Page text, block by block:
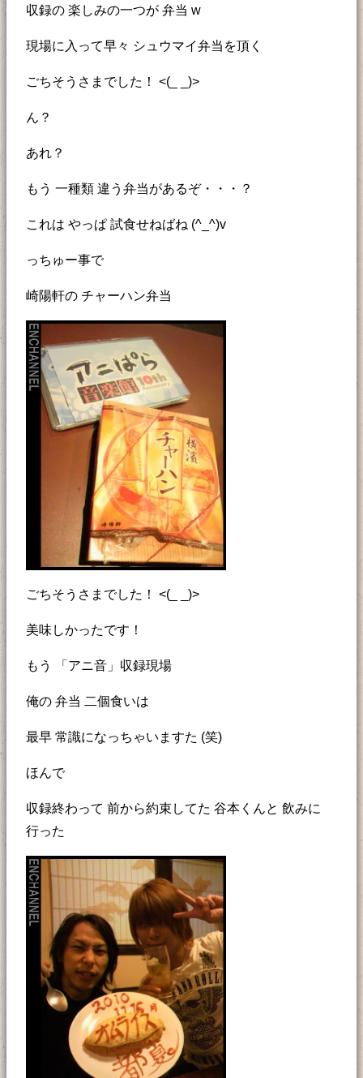
収録の 楽しみの一つが 弁当 w
現場に入って早々 シュウマイ弁当を頂く
ごちそうさまでした！ <(_ _)>
ん？
あれ？
もう 一種類 違う弁当があるぞ・・・？
これは やっぱ 試食せねばね (^_^)v
っちゅー事で
崎陽軒の チャーハン弁当
ごちそうさまでした！ <(_ _)>
美味しかったです！
もう 「アニ音」収録現場
俺の 弁当 二個食いは
最早 常識になっちゃいますた (笑)
ほんで
収録終わって 前から約束してた 谷本くんと 飲みに
行った